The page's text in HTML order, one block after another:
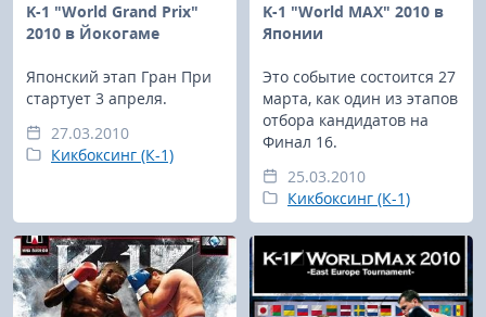
K-1 "World Grand Prix"
2010 в Йокогаме
Японский этап Гран При
стартует 3 апреля.
27.03.2010
Кикбоксинг (К-1)
K-1 "World MAX" 2010 в
Японии
Это событие состоится 27
марта, как один из этапов
отбора кандидатов на
Финал 16.
25.03.2010
Кикбоксинг (К-1)